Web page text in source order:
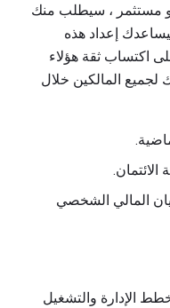
مستثمر ، سيطلب منك
إعداد هذه
اكتساب ثقة هؤلاء
لجميع المالكين خلال
الائتمان.
المالي الشخصي
الإدارة والتشغيل